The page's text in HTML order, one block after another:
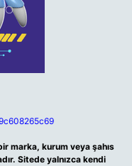
marka, kurum veya şahıs
Sitede yalnızca kendi